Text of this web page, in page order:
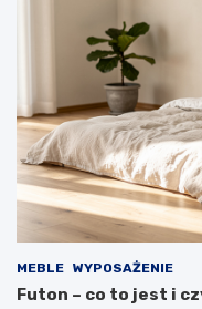
MEBLE WYPOSAŻENIE
Futon – co to jest i